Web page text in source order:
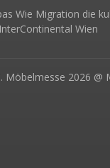
Wie Migration die
Wien
Möbelmesse 2026 @